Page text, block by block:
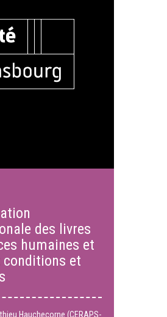
des livres
humaines et
conditions et
Hauchecorne (CERAPS-